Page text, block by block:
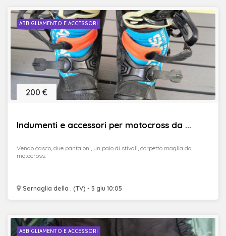
ABBIGLIAMENTO E ACCESSORI
Indumenti e accessori per motocross da ...
Sernaglia della . (TV) - 5 giu 10:05
200 €
Vendo casco, due pantaloni, un paio di stivali, corpetto maglia da
motocross.
ABBIGLIAMENTO E ACCESSORI